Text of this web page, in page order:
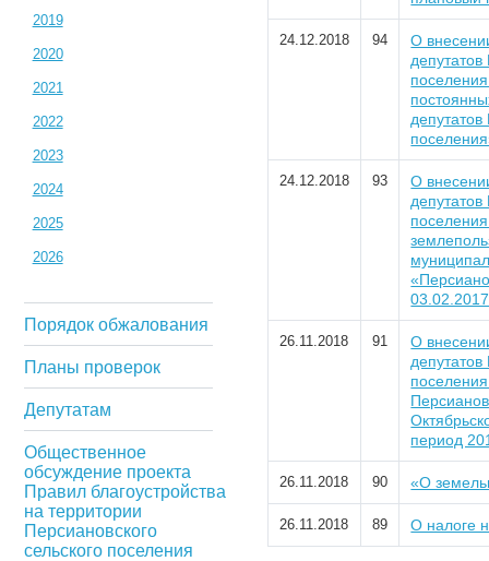
2019
2020
2021
2022
2023
2024
2025
2026
Порядок обжалования
Планы проверок
Депутатам
Общественное
обсуждение проекта
Правил благоустройства
на территории
Персиановского
сельского поселения
24.12.2018 94
О
депутатов
депутатов
24.12.2018 93
О
депутатов
03.02.2017
26.11.2018 91
О
депутатов
период
26.11.2018 90 «О
26.11.2018 89 О налоге